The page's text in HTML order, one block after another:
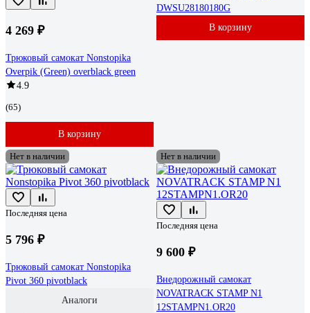
4 269 ₽
Трюковый самокат Nonstopika
Overpik (Green) overblack green
4.9
(65)
В корзину
DWSU28180180G
В корзину
Нет в наличии
Последняя цена
5 796 ₽
Трюковый самокат Nonstopika
Pivot 360 pivotblack
Аналоги
Нет в наличии
Последняя цена
9 600 ₽
Внедорожный самокат
NOVATRACK STAMP N1
12STAMPN1.OR20